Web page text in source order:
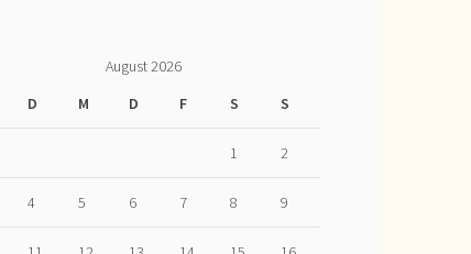
August 2026
D M D F S S
1 2
4 5 6 7 8 9